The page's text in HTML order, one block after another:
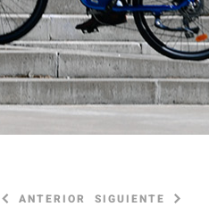
ANTERIOR SIGUIENTE